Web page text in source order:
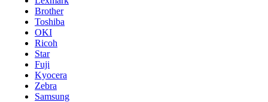
Brother
Toshiba
OKI
Ricoh
Star
Fuji
Kyocera
Zebra
Samsung